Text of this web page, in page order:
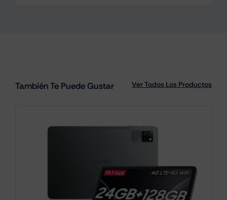
También Te Puede Gustar Ver Todos Los Productos